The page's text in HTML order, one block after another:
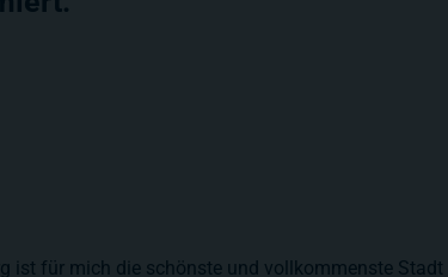
ist für mich die schönste und vollkommenste Stadt